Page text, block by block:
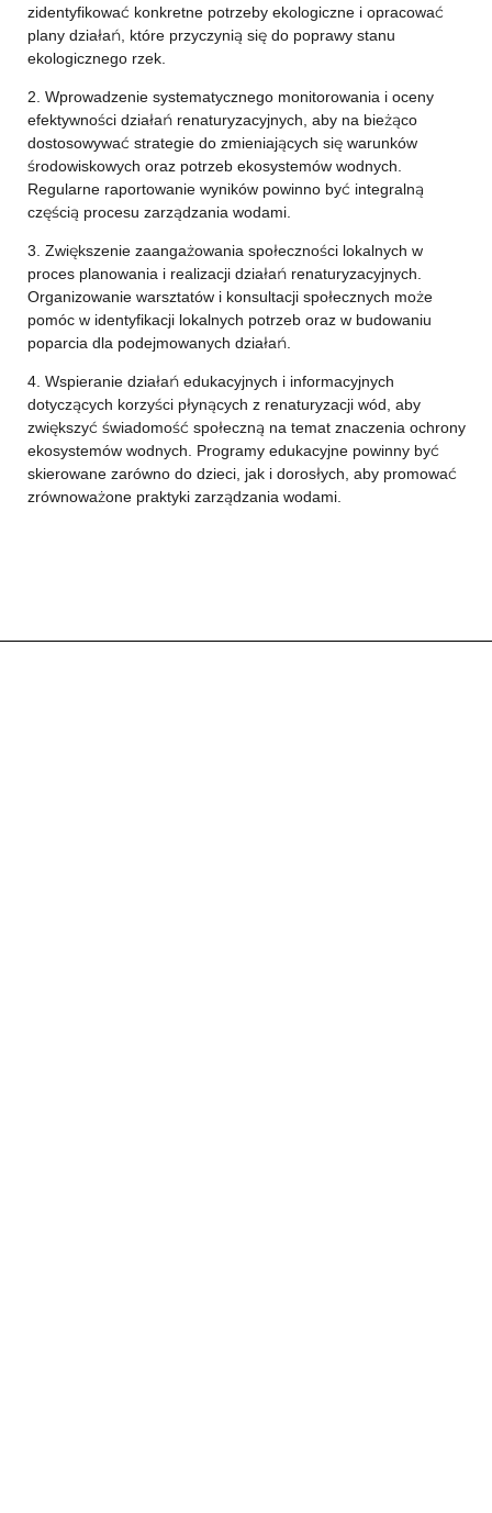
zidentyfikować konkretne potrzeby ekologiczne i opracować
plany działań, które przyczynią się do poprawy stanu
ekologicznego rzek.
2. Wprowadzenie systematycznego monitorowania i oceny
efektywności działań renaturyzacyjnych, aby na bieżąco
dostosowywać strategie do zmieniających się warunków
środowiskowych oraz potrzeb ekosystemów wodnych.
Regularne raportowanie wyników powinno być integralną
częścią procesu zarządzania wodami.
3. Zwiększenie zaangażowania społeczności lokalnych w
proces planowania i realizacji działań renaturyzacyjnych.
Organizowanie warsztatów i konsultacji społecznych może
pomóc w identyfikacji lokalnych potrzeb oraz w budowaniu
poparcia dla podejmowanych działań.
4. Wspieranie działań edukacyjnych i informacyjnych
dotyczących korzyści płynących z renaturyzacji wód, aby
zwiększyć świadomość społeczną na temat znaczenia ochrony
ekosystemów wodnych. Programy edukacyjne powinny być
skierowane zarówno do dzieci, jak i dorosłych, aby promować
zrównoważone praktyki zarządzania wodami.